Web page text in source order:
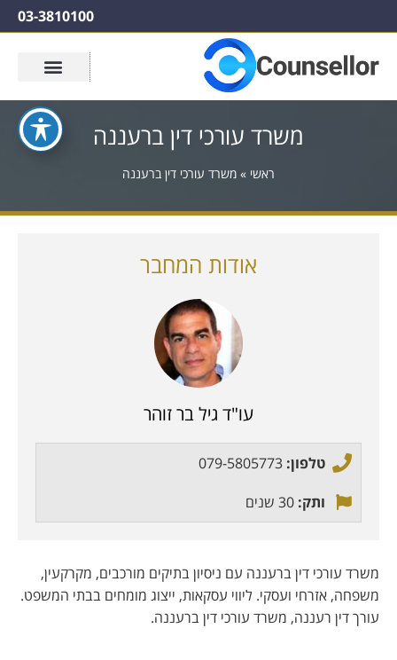
03-3810100
משרד עורכי דין ברעננה
ראשי » משרד עורכי דין ברעננה
אודות המחבר
עו"ד גיל בר זוהר
טלפון: 079-5805773
ותק: 30 שנים
משרד עורכי דין ברעננה עם ניסיון בתיקים מורכבים, מקרקעין,
משפחה, אזרחי ועסקי. ליווי עסקאות, ייצוג מומחים בבתי המשפט.
עורך דין רעננה, משרד עורכי דין ברעננה.